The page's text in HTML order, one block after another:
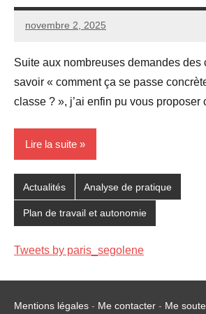
novembre 2, 2025
Seg0_La_Vraie
Aucun
Suite aux nombreuses demandes des
savoir « comment ça se passe
classe ? », j’ai enfin pu vous
Lire la suite
Actualités Analyse de pratique
Plan de travail et autonomie
Tweets by paris_segolene
Mentions légales - Me contacter - Me